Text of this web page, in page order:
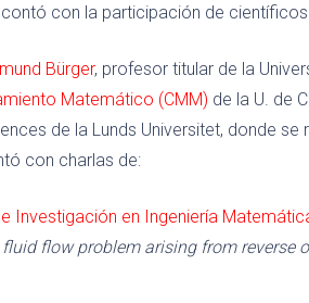
contó con la participación de
Bürger, profesor titular de la
Matemático (CMM) de la U. de
de la Lunds Universitet, donde se
con charlas de:
Investigación en Ingeniería
flow problem arising from reverse